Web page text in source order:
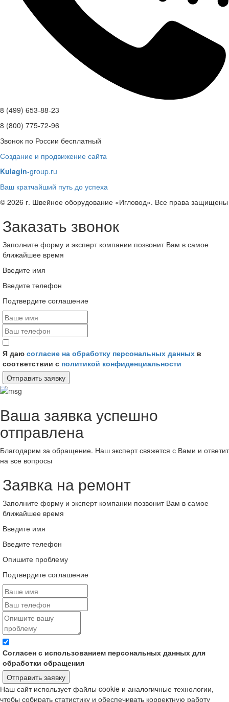
8 (499) 653-88-23
8 (800) 775-72-96
Звонок по России бесплатный
Создание и продвижение сайта
Kulagin-group.ru
Ваш кратчайший путь до успеха
© 2026 г. Швейное оборудование «Игловод». Все права защищены
Заказать звонок
Заполните форму и эксперт компании позвонит Вам в самое
ближайшее время
Введите имя
Введите телефон
Подтвердите соглашение
Я даю согласие на обработку персональных данных в
соответствии с политикой конфиденциальности
Отправить заявку
Ваша заявка успешно
отправлена
Благодарим за обращение. Наш эксперт свяжется с Вами и ответит
на все вопросы
Заявка на ремонт
Заполните форму и эксперт компании позвонит Вам в самое
ближайшее время
Введите имя
Введите телефон
Опишите проблему
Подтвердите соглашение
Согласен с использованием персональных данных для
обработки обращения
Отправить заявку
Наш сайт использует файлы cookie и аналогичные технологии,
чтобы собирать статистику и обеспечивать корректную работу